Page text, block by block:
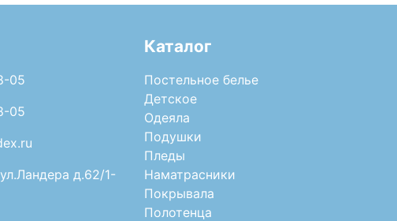
05
05
д.62/1-
Каталог
Постельное белье
Детское
Одеяла
Подушки
Пледы
Наматрасники
Покрывала
Полотенца